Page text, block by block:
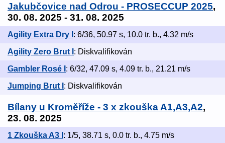
Jakubčovice nad Odrou - PROSECCUP 2025,
30. 08. 2025 - 31. 08. 2025
Agility Extra Dry I : 6/36, 50.97 s, 10.0 tr. b., 4.32 m/s
Agility Zero Brut I : Diskvalifikován
Gambler Rosé I : 6/32, 47.09 s, 4.09 tr. b., 21.21 m/s
Jumping Brut I : Diskvalifikován
Bílany u Kroměříže - 3 x zkouška A1,A3,A2,
23. 08. 2025
1 Zkouška A3 I : 1/5, 38.71 s, 0.0 tr. b., 4.75 m/s